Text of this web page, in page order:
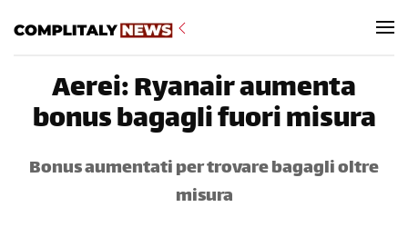
Aerei: Ryanair aumenta
bonus bagagli fuori misura
Bonus aumentati per trovare bagagli oltre
misura